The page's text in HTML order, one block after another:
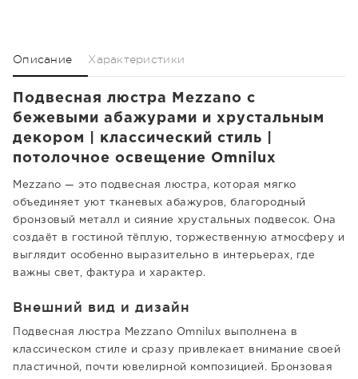
Описание Характеристики
Подвесная люстра Mezzano с
бежевыми абажурами и хрустальным
декором | классический стиль |
потолочное освещение Omnilux
Mezzano — это подвесная люстра, которая мягко
объединяет уют тканевых абажуров, благородный
бронзовый металл и сияние хрустальных подвесок. Она
создаёт в гостиной тёплую, торжественную атмосферу и
выглядит особенно выразительно в интерьерах, где
важны свет, фактура и характер.
Внешний вид и дизайн
Подвесная люстра Mezzano Omnilux выполнена в
классическом стиле и сразу привлекает внимание своей
пластичной, почти ювелирной композицией. Бронзовая